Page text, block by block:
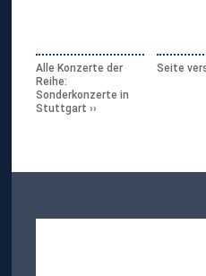
Alle Konzerte der
Reihe:
Sonderkonzerte in
Stuttgart
Seite